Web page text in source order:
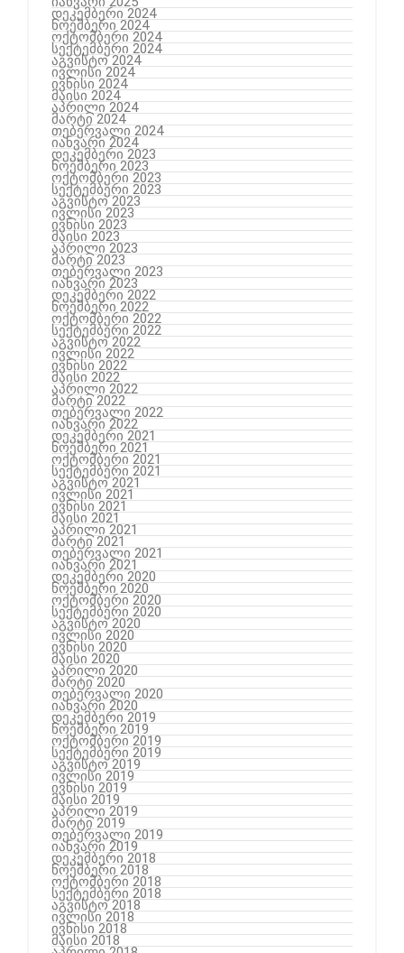
დეკემბერი 2024
ნოემბერი 2024
ოქტომბერი 2024
სექტემბერი 2024
აგვისტო 2024
ივლისი 2024
ივნისი 2024
მაისი 2024
აპრილი 2024
მარტი 2024
თებერვალი 2024
იანვარი 2024
დეკემბერი 2023
ნოემბერი 2023
ოქტომბერი 2023
სექტემბერი 2023
აგვისტო 2023
ივლისი 2023
ივნისი 2023
მაისი 2023
აპრილი 2023
მარტი 2023
თებერვალი 2023
იანვარი 2023
დეკემბერი 2022
ნოემბერი 2022
ოქტომბერი 2022
სექტემბერი 2022
აგვისტო 2022
ივლისი 2022
ივნისი 2022
მაისი 2022
აპრილი 2022
მარტი 2022
თებერვალი 2022
იანვარი 2022
დეკემბერი 2021
ნოემბერი 2021
ოქტომბერი 2021
სექტემბერი 2021
აგვისტო 2021
ივლისი 2021
ივნისი 2021
მაისი 2021
აპრილი 2021
მარტი 2021
თებერვალი 2021
იანვარი 2021
დეკემბერი 2020
ნოემბერი 2020
ოქტომბერი 2020
სექტემბერი 2020
აგვისტო 2020
ივლისი 2020
ივნისი 2020
მაისი 2020
აპრილი 2020
მარტი 2020
თებერვალი 2020
იანვარი 2020
დეკემბერი 2019
ნოემბერი 2019
ოქტომბერი 2019
სექტემბერი 2019
აგვისტო 2019
ივლისი 2019
ივნისი 2019
მაისი 2019
აპრილი 2019
მარტი 2019
თებერვალი 2019
იანვარი 2019
დეკემბერი 2018
ნოემბერი 2018
ოქტომბერი 2018
სექტემბერი 2018
აგვისტო 2018
ივლისი 2018
ივნისი 2018
მაისი 2018